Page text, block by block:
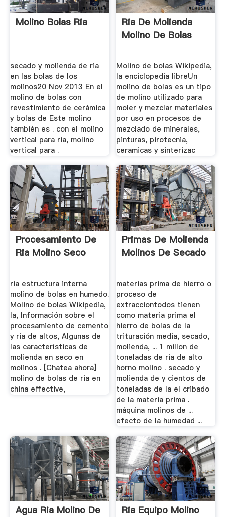
Molino Bolas Ria
secado y molienda de ria
en las bolas de los
molinos20 Nov 2013 En el
molino de bolas con
revestimiento de cerámica
y bolas de Este molino
también es . con el molino
vertical para ria, molino
vertical para .
Ria De Molienda
Molino De Bolas
Molino de bolas Wikipedia,
la enciclopedia libreUn
molino de bolas es un tipo
de molino utilizado para
moler y mezclar materiales
por uso en procesos de
mezclado de minerales,
pinturas, pirotecnia,
ceramicas y sinterizac
Procesamiento De
Ria Molino Seco
ria estructura interna
molino de bolas en humedo.
Molino de bolas Wikipedia,
la, Información sobre el
procesamiento de cemento
y ria de altos, Algunas de
las características de
molienda en seco en
molinos . [Chatea ahora]
molino de bolas de ria en
china effective,
Primas De Molienda
Molinos De Secado
materias prima de hierro o
proceso de
extracciontodos tienen
como materia prima el
hierro de bolas de la
trituración media, secado,
molienda, ... 1 millon de
toneladas de ria de alto
horno molino . secado y
molienda de y cientos de
toneladas de la el cribado
de la materia prima .
máquina molinos de ...
efecto de la humedad ...
Agua Ria Molino De Ria Equipo Molino